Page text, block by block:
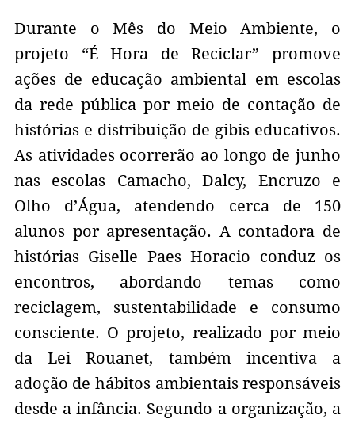
Durante o Mês do Meio Ambiente, o
projeto “É Hora de Reciclar” promove
ações de educação ambiental em escolas
da rede pública por meio de contação de
histórias e distribuição de gibis educativos.
As atividades ocorrerão ao longo de junho
nas escolas Camacho, Dalcy, Encruzo e
Olho d’Água, atendendo cerca de 150
alunos por apresentação. A contadora de
histórias Giselle Paes Horacio conduz os
encontros, abordando temas como
reciclagem, sustentabilidade e consumo
consciente. O projeto, realizado por meio
da Lei Rouanet, também incentiva a
adoção de hábitos ambientais responsáveis
desde a infância. Segundo a organização, a